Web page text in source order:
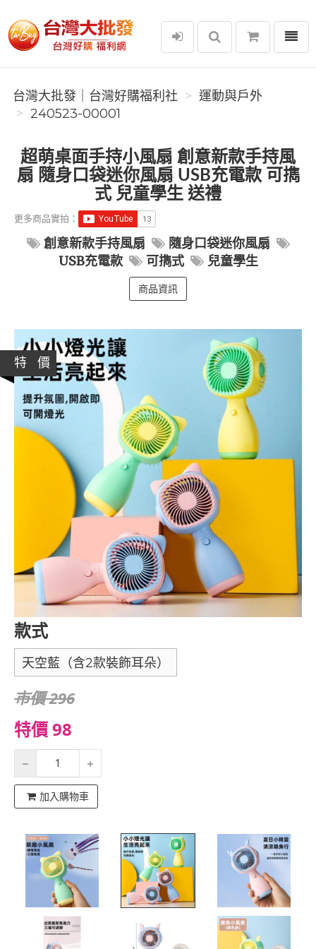
台灣大批發｜台灣好購福利社
選單
台灣大批發｜台灣好購福利社
運動與戶外
240523-00001
超萌桌面手持小風扇 創意新款手持風
扇 隨身口袋迷你風扇 USB充電款 可擕
式 兒童學生 送禮
更多商品實拍：
創意新款手持風扇
隨身口袋迷你風扇
USB充電款
可擕式 兒童學生
商品資訊
特 價
款式
天空藍（含2款裝飾耳朵）
市價 296
特價 98
加入購物車